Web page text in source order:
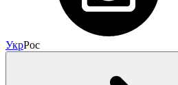
УкрРос